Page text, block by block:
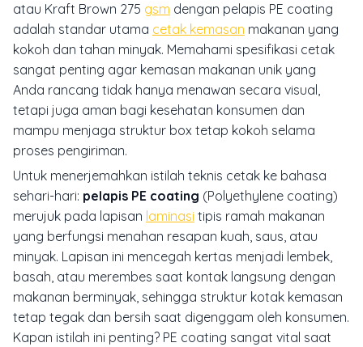
atau Kraft Brown 275 gsm dengan pelapis PE coating
adalah standar utama cetak kemasan makanan yang
kokoh dan tahan minyak. Memahami spesifikasi cetak
sangat penting agar kemasan makanan unik yang
Anda rancang tidak hanya menawan secara visual,
tetapi juga aman bagi kesehatan konsumen dan
mampu menjaga struktur box tetap kokoh selama
proses pengiriman.
Untuk menerjemahkan istilah teknis cetak ke bahasa
sehari-hari: pelapis PE coating (Polyethylene coating)
merujuk pada lapisan laminasi tipis ramah makanan
yang berfungsi menahan resapan kuah, saus, atau
minyak. Lapisan ini mencegah kertas menjadi lembek,
basah, atau merembes saat kontak langsung dengan
makanan berminyak, sehingga struktur kotak kemasan
tetap tegak dan bersih saat digenggam oleh konsumen.
Kapan istilah ini penting? PE coating sangat vital saat